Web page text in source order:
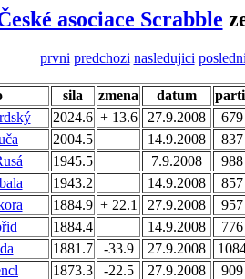
asociace Scrabble
prvni predchozi nasledujici posledni
sila zmena datum
2024.6 + 13.6 27.9.2008 679
2004.5 14.9.2008 837
1945.5 7.9.2008 988
1943.2 14.9.2008 857
1884.9 + 22.1 27.9.2008 957
1884.4 14.9.2008 776
1881.7 -33.9 27.9.2008
1873.3 -22.5 27.9.2008 909